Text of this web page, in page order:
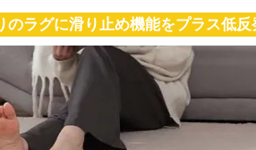
のラグに滑り止め機能をプラス低